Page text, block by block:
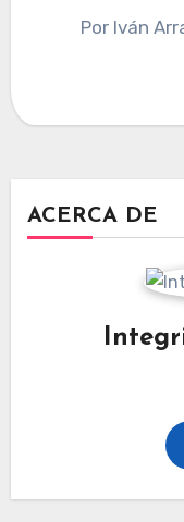
Por Iván Arrazola Cortés. Publicado en
ACERCA DE